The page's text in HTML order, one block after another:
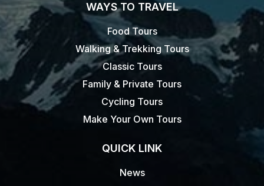
WAYS TO TRAVEL
Food Tours
Walking & Trekking Tours
Classic Tours
Family & Private Tours
Cycling Tours
Make Your Own Tours
QUICK LINK
News